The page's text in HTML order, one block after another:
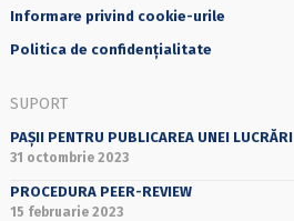
Informare privind cookie-urile
Politica de confidențialitate
SUPORT
PAȘII PENTRU PUBLICAREA UNEI LUCRĂRI
31 octombrie 2023
PROCEDURA PEER-REVIEW
15 februarie 2023